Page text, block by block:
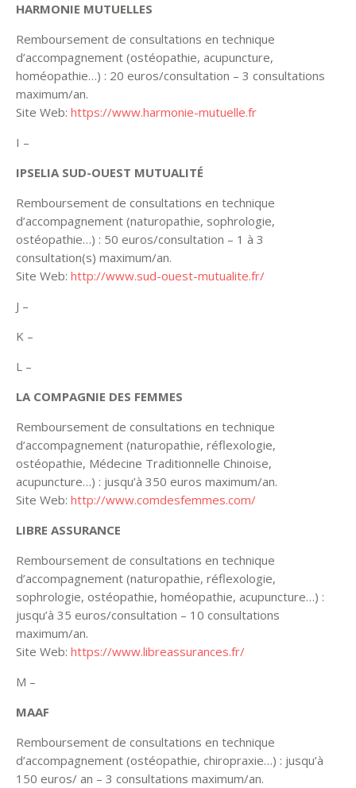
HARMONIE MUTUELLES
Remboursement de consultations en technique
d’accompagnement (ostéopathie, acupuncture,
homéopathie…) : 20 euros/consultation – 3 consultations
maximum/an.
Site Web: https://www.harmonie-mutuelle.fr
I –
IPSELIA SUD-OUEST MUTUALITÉ
Remboursement de consultations en technique
d’accompagnement (naturopathie, sophrologie,
ostéopathie…) : 50 euros/consultation – 1 à 3
consultation(s) maximum/an.
Site Web: http://www.sud-ouest-mutualite.fr/
J –
K –
L –
LA COMPAGNIE DES FEMMES
Remboursement de consultations en technique
d’accompagnement (naturopathie, réflexologie,
ostéopathie, Médecine Traditionnelle Chinoise,
acupuncture…) : jusqu’à 350 euros maximum/an.
Site Web: http://www.comdesfemmes.com/
LIBRE ASSURANCE
Remboursement de consultations en technique
d’accompagnement (naturopathie, réflexologie,
sophrologie, ostéopathie, homéopathie, acupuncture…) :
jusqu’à 35 euros/consultation – 10 consultations
maximum/an.
Site Web: https://www.libreassurances.fr/
M –
MAAF
Remboursement de consultations en technique
d’accompagnement (ostéopathie, chiropraxie…) : jusqu’à
150 euros/ an – 3 consultations maximum/an.